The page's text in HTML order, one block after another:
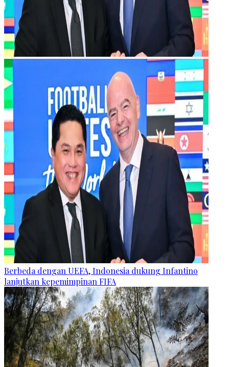
Berbeda dengan UEFA, Indonesia dukung Infantino
lanjutkan kepemimpinan FIFA